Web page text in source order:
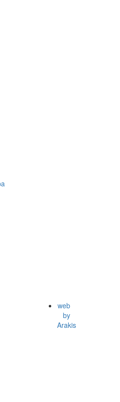
web
by
Arakis